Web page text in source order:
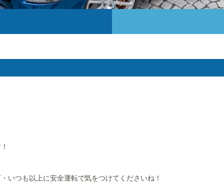
いつも以上に安全運転で気をつけてくださいね！